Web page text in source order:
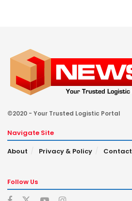
©2020 - Your Trusted Logistic Portal
Navigate Site
About
Privacy & Policy Contact
Follow Us